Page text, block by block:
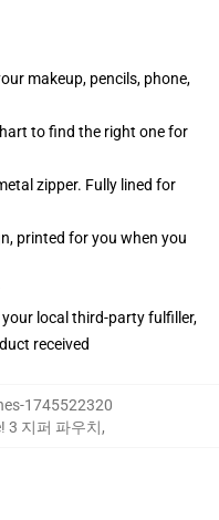
makeup, pencils, phone,
to find the right one for
zipper. Fully lined for
printed for you when you
local third-party fulfiller,
received
1745522320
3 지퍼 파우치,